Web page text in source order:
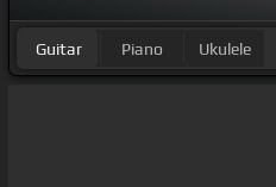
Guitar Piano Ukulele